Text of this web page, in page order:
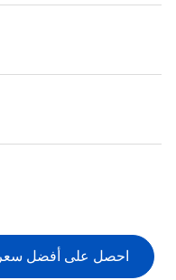
احصل على أفضل سعر